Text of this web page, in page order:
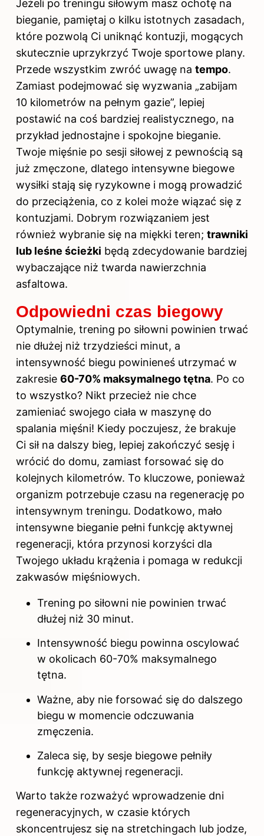
Jeżeli po treningu siłowym masz ochotę na
bieganie, pamiętaj o kilku istotnych zasadach,
które pozwolą Ci uniknąć kontuzji, mogących
skutecznie uprzykrzyć Twoje sportowe plany.
Przede wszystkim zwróć uwagę na tempo.
Zamiast podejmować się wyzwania „zabijam
10 kilometrów na pełnym gazie”, lepiej
postawić na coś bardziej realistycznego, na
przykład jednostajne i spokojne bieganie.
Twoje mięśnie po sesji siłowej z pewnością są
już zmęczone, dlatego intensywne biegowe
wysiłki stają się ryzykowne i mogą prowadzić
do przeciążenia, co z kolei może wiązać się z
kontuzjami. Dobrym rozwiązaniem jest
również wybranie się na miękki teren; trawniki
lub leśne ścieżki będą zdecydowanie bardziej
wybaczające niż twarda nawierzchnia
asfaltowa.
Odpowiedni czas biegowy
Optymalnie, trening po siłowni powinien trwać
nie dłużej niż trzydzieści minut, a
intensywność biegu powinieneś utrzymać w
zakresie 60-70% maksymalnego tętna. Po co
to wszystko? Nikt przecież nie chce
zamieniać swojego ciała w maszynę do
spalania mięśni! Kiedy poczujesz, że brakuje
Ci sił na dalszy bieg, lepiej zakończyć sesję i
wrócić do domu, zamiast forsować się do
kolejnych kilometrów. To kluczowe, ponieważ
organizm potrzebuje czasu na regenerację po
intensywnym treningu. Dodatkowo, mało
intensywne bieganie pełni funkcję aktywnej
regeneracji, która przynosi korzyści dla
Twojego układu krążenia i pomaga w redukcji
zakwasów mięśniowych.
Trening po siłowni nie powinien trwać
dłużej niż 30 minut.
Intensywność biegu powinna oscylować
w okolicach 60-70% maksymalnego
tętna.
Ważne, aby nie forsować się do dalszego
biegu w momencie odczuwania
zmęczenia.
Zaleca się, by sesje biegowe pełniły
funkcję aktywnej regeneracji.
Warto także rozważyć wprowadzenie dni
regeneracyjnych, w czasie których
skoncentrujesz się na stretchingach lub jodze,